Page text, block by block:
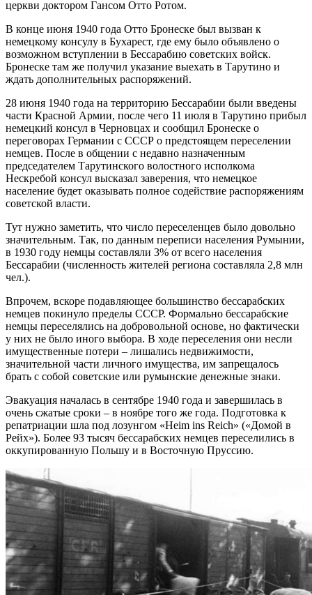
церкви доктором Гансом Отто Ротом.
В конце июня 1940 года Отто Бронеске был вызван к
немецкому консулу в Бухарест, где ему было объявлено о
возможном вступлении в Бессарабию советских войск.
Бронеске там же получил указание выехать в Тарутино и
ждать дополнительных распоряжений.
28 июня 1940 года на территорию Бессарабии были введены
части Красной Армии, после чего 11 июля в Тарутино прибыл
немецкий консул в Черновцах и сообщил Бронеске о
переговорах Германии с СССР о предстоящем переселении
немцев. После в общении с недавно назначенным
председателем Тарутинского волостного исполкома
Нескребой консул высказал заверения, что немецкое
население будет оказывать полное содействие распоряжениям
советской власти.
Тут нужно заметить, что число переселенцев было довольно
значительным. Так, по данным переписи населения Румынии,
в 1930 году немцы составляли 3% от всего населения
Бессарабии (численность жителей региона составляла 2,8 млн
чел.).
Впрочем, вскоре подавляющее большинство бессарабских
немцев покинуло пределы СССР. Формально бессарабские
немцы переселялись на добровольной основе, но фактически
у них не было иного выбора. В ходе переселения они несли
имущественные потери – лишались недвижимости,
значительной части личного имущества, им запрещалось
брать с собой советские или румынские денежные знаки.
Эвакуация началась в сентябре 1940 года и завершилась в
очень сжатые сроки – в ноябре того же года. Подготовка к
репатриации шла под лозунгом «Heim ins Reich» («Домой в
Рейх»). Более 93 тысяч бессарабских немцев переселились в
оккупированную Польшу и в Восточную Пруссию.